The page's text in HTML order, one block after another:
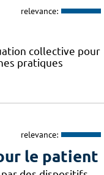
relevance:
collective pour
pratiques
relevance:
le patient